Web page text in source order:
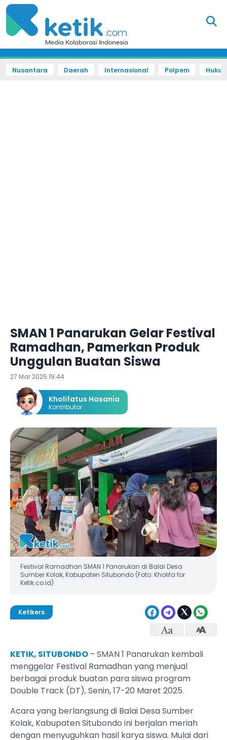
Nusantara Daerah Internasional Polpem
SMAN 1 Panarukan Gelar Festival
Ramadhan, Pamerkan Produk
Unggulan Buatan Siswa
27 Mar 2025 19:44
Kholifatus Hasania
Kontributor
Festival Ramadhan SMAN 1 Panarukan di Balai Desa
Sumber Kolak, Kabupaten Situbondo (Foto: Kholifa for
Ketik.co.id)
Ketikers
KETIK, SITUBONDO– SMAN 1 Panarukan kembali
menggelar Festival Ramadhan yang menjual
berbagai produk buatan para siswa program
Double Track (DT), Senin, 17-20 Maret 2025.
Acara yang berlangsung di Balai Desa Sumber
Kolak, Kabupaten Situbondo ini berjalan meriah
dengan menyuguhkan hasil karya siswa. Mulai dari